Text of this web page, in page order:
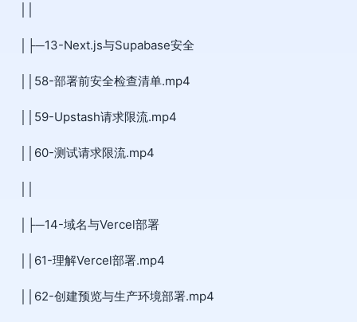
│├─13-Next.js与Supabase安全
││58-部署前安全检查清单.mp4
││59-Upstash请求限流.mp4
││60-测试请求限流.mp4
│├─14-域名与Vercel部署
││61-理解Vercel部署.mp4
││62-创建预览与生产环境部署.mp4